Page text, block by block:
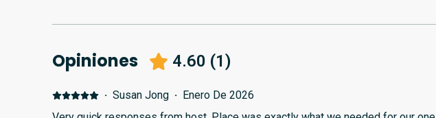
Opiniones 4.60 (1)
· Susan Jong ·
Enero De 2026